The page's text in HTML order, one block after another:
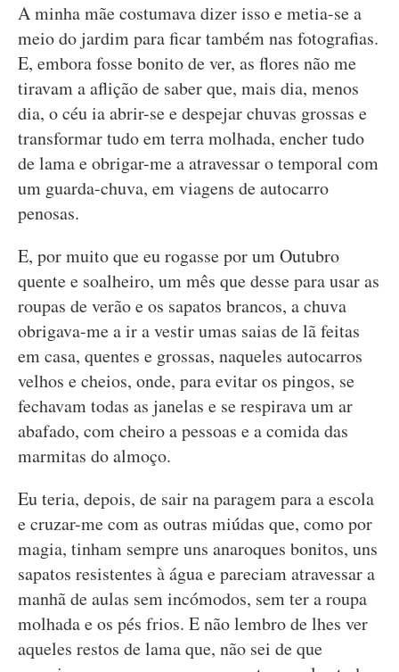
A minha mãe costumava dizer isso e metia-se a
meio do jardim para ficar também nas fotografias.
E, embora fosse bonito de ver, as flores não me
tiravam a aflição de saber que, mais dia, menos
dia, o céu ia abrir-se e despejar chuvas grossas e
transformar tudo em terra molhada, encher tudo
de lama e obrigar-me a atravessar o temporal com
um guarda-chuva, em viagens de autocarro
penosas.
E, por muito que eu rogasse por um Outubro
quente e soalheiro, um mês que desse para usar as
roupas de verão e os sapatos brancos, a chuva
obrigava-me a ir a vestir umas saias de lã feitas
em casa, quentes e grossas, naqueles autocarros
velhos e cheios, onde, para evitar os pingos, se
fechavam todas as janelas e se respirava um ar
abafado, com cheiro a pessoas e a comida das
marmitas do almoço.
Eu teria, depois, de sair na paragem para a escola
e cruzar-me com as outras miúdas que, como por
magia, tinham sempre uns anaroques bonitos, uns
sapatos resistentes à água e pareciam atravessar a
manhã de aulas sem incómodos, sem ter a roupa
molhada e os pés frios. E não lembro de lhes ver
aqueles restos de lama que, não sei de que